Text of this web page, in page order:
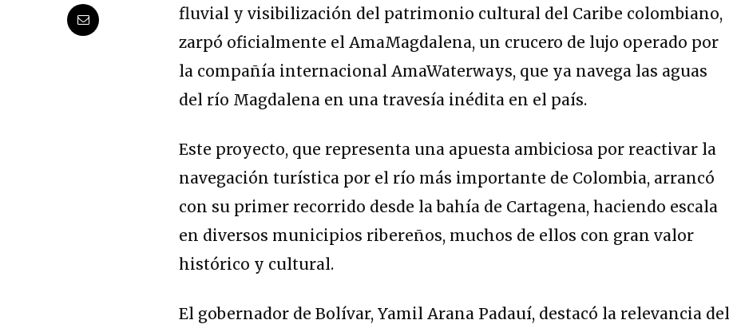
fluvial y visibilización del patrimonio cultural del Caribe colombiano,
zarpó oficialmente el AmaMagdalena, un crucero de lujo operado por
la compañía internacional AmaWaterways, que ya navega las aguas
del río Magdalena en una travesía inédita en el país.
Este proyecto, que representa una apuesta ambiciosa por reactivar la
navegación turística por el río más importante de Colombia, arrancó
con su primer recorrido desde la bahía de Cartagena, haciendo escala
en diversos municipios ribereños, muchos de ellos con gran valor
histórico y cultural.
El gobernador de Bolívar, Yamil Arana Padauí, destacó la relevancia del